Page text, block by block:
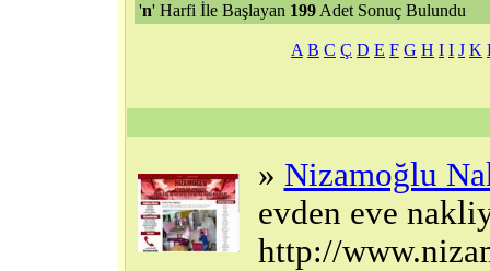
'n' Harfi İle Başlayan 199 Adet Sonuç Bulundu
A B C Ç D E F G H I I J K
» Nizamoğlu
evden eve
http://